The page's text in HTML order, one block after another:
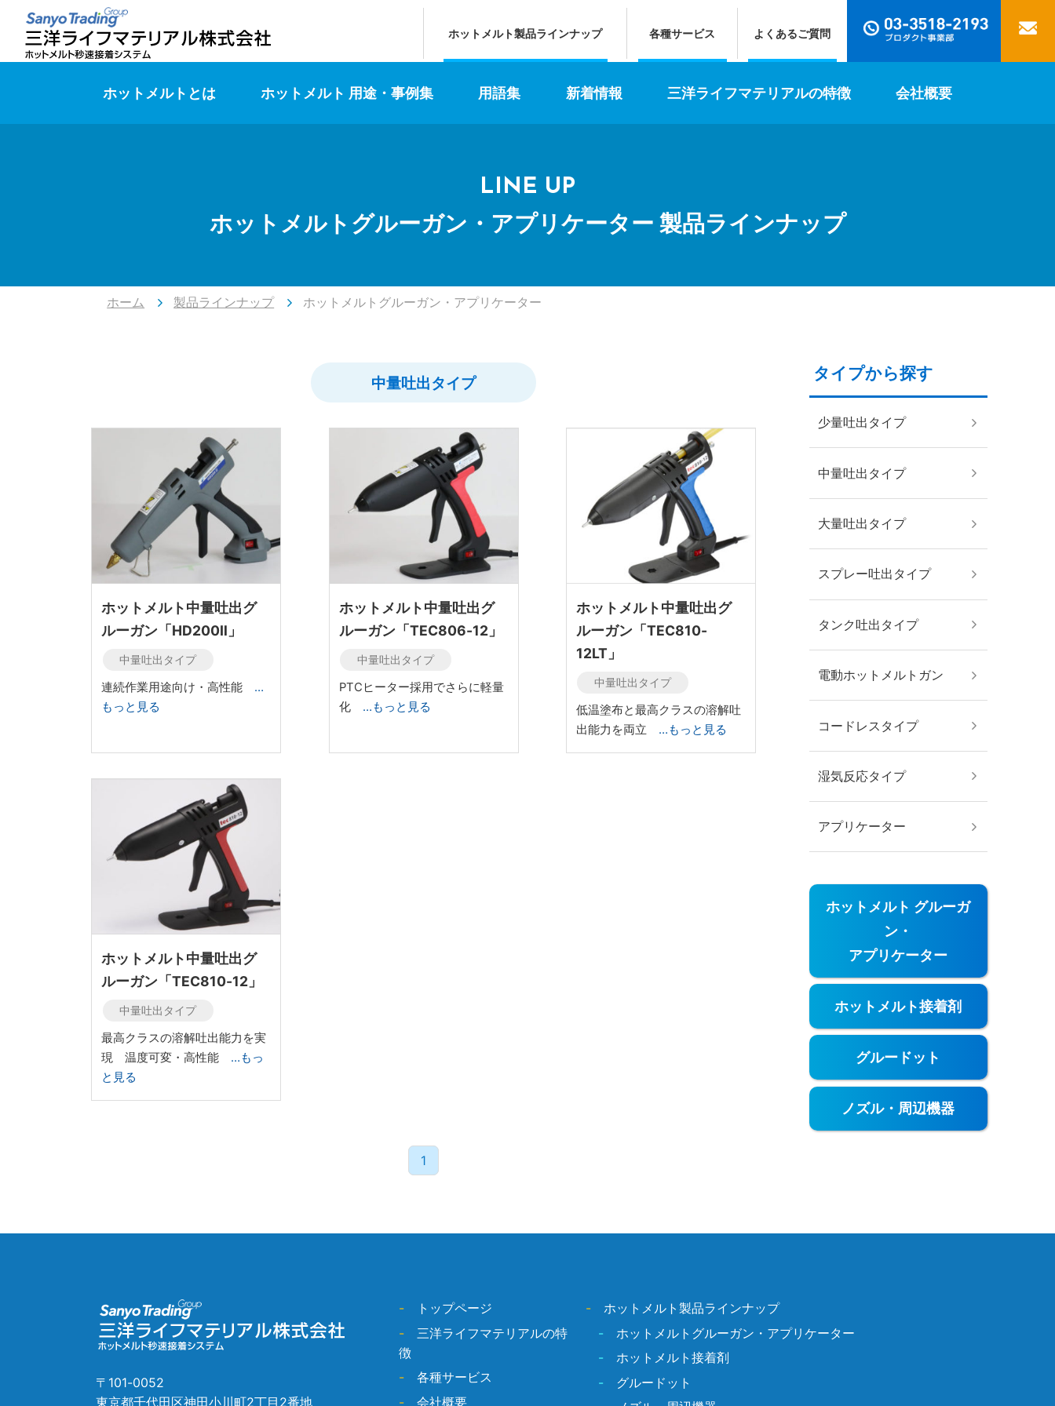
ホットメルト製品ラインナップ 各種サービス よくあるご質問
ホットメルトとは ホットメルト 用途・事例集 用語集 新着情報 三洋ライフマテリアルの特徴 会社概要
LINE UP
ホットメルトグルーガン・ アプリケーター 製品ラインナップ
ホーム 製品ラインナップ ホットメルトグルーガン・アプリケーター
中量吐出タイプ
ホットメルト中量吐出グ
ルーガン「HD200Ⅱ」
中量吐出タイプ
連続作業用途向け・高性能 …
もっと見る
ホットメルト中量吐出グ
ルーガン「TEC806-12」
中量吐出タイプ
PTCヒーター採用でさらに軽量
化 …もっと見る
ホットメルト中量吐出グ
ルーガン「TEC810-
12LT」
中量吐出タイプ
低温塗布と最高クラスの溶解吐
出能力を両立 …もっと見る
ホットメルト中量吐出グ
ルーガン「TEC810-12」
中量吐出タイプ
最高クラスの溶解吐出能力を実
現 温度可変・高性能 …もっ
と見る
1
タイプから探す
少量吐出タイプ
中量吐出タイプ
大量吐出タイプ
スプレー吐出タイプ
タンク吐出タイプ
電動ホットメルトガン
コードレスタイプ
湿気反応タイプ
アプリケーター
ホットメルト グルーガ
ン・
アプリケーター
ホットメルト接着剤
グルードット
ノズル・周辺機器
〒101-0052
東京都千代田区神田小川町2丁目2番地
-
トップページ
-
三洋ライフマテリアルの特
徴
-
各種サービス
-
会社概要
-
ホットメルト製品ラインナップ
-
ホットメルトグルーガン・アプリケーター
-
ホットメルト接着剤
-
グルードット